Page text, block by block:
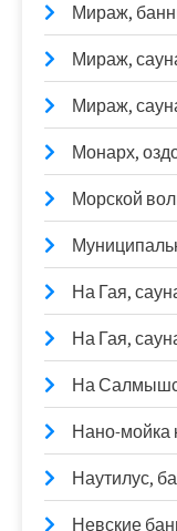
Мираж,
Мираж,
Мираж,
Монарх,
Морской
На Гая,
На Гая,
На
Нано-мойка
Наутилус,
Невские